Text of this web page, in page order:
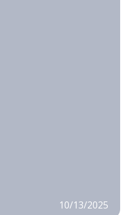
10/13/2025